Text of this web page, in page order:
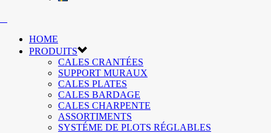
HOME
PRODUITS
CALES CRANTÉES
SUPPORT MURAUX
CALES PLATES
CALES BARDAGE
CALES CHARPENTE
ASSORTIMENTS
SYSTÉME DE PLOTS RÉGLABLES